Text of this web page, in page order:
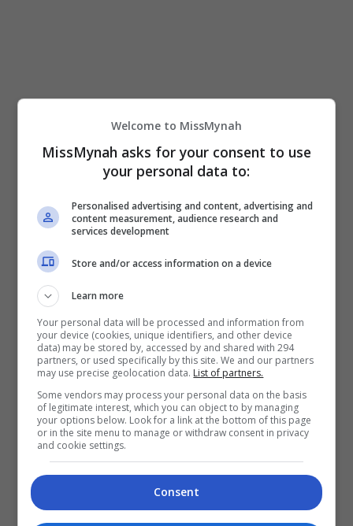
Welcome to MissMynah
MissMynah asks for your consent to use
your personal data to:
Personalised advertising and content, advertising and
content measurement, audience research and
services development
Store and/or access information on a device
Learn more
Your personal data will be processed and information from
your device (cookies, unique identifiers, and other device
data) may be stored by, accessed by and shared with 294
partners, or used specifically by this site. We and our partners
may use precise geolocation data. List of partners.
Some vendors may process your personal data on the basis
of legitimate interest, which you can object to by managing
your options below. Look for a link at the bottom of this page
or in the site menu to manage or withdraw consent in privacy
and cookie settings.
Consent